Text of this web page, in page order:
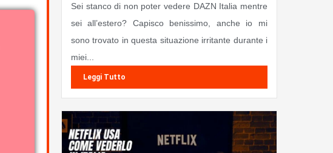
Sei stanco di non poter vedere DAZN Italia mentre
sei all’estero? Capisco benissimo, anche io mi
sono trovato in questa situazione irritante durante i
miei...
Leggi Tutto